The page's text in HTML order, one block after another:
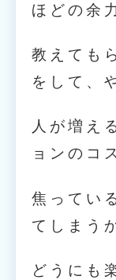
ほどの余
教えても
をして、
人が増え
ョンのコ
焦ってい
てしまう
どうにも